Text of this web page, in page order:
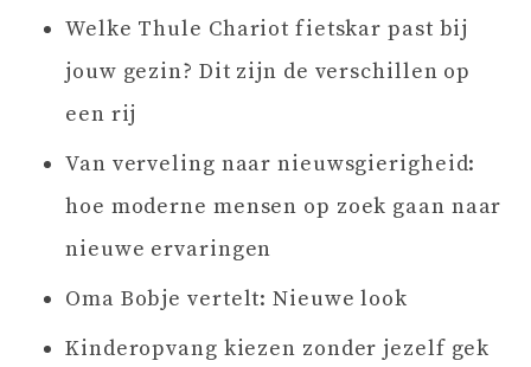
Welke Thule Chariot fietskar past bij
jouw gezin? Dit zijn de verschillen op
een rij
Van verveling naar nieuwsgierigheid:
hoe moderne mensen op zoek gaan naar
nieuwe ervaringen
Oma Bobje vertelt: Nieuwe look
Kinderopvang kiezen zonder jezelf gek